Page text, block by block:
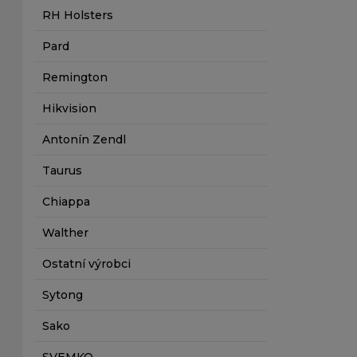
RH Holsters
Pard
Remington
Hikvision
Antonín Zendl
Taurus
Chiappa
Walther
Ostatní výrobci
Sytong
Sako